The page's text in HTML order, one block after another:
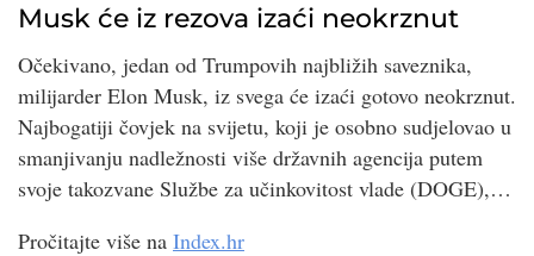
Musk će iz rezova izaći neokrznut
Očekivano, jedan od Trumpovih najbližih saveznika,
milijarder Elon Musk, iz svega će izaći gotovo neokrznut.
Najbogatiji čovjek na svijetu, koji je osobno sudjelovao u
smanjivanju nadležnosti više državnih agencija putem
svoje takozvane Službe za učinkovitost vlade (DOGE),…
Pročitajte više na Index.hr